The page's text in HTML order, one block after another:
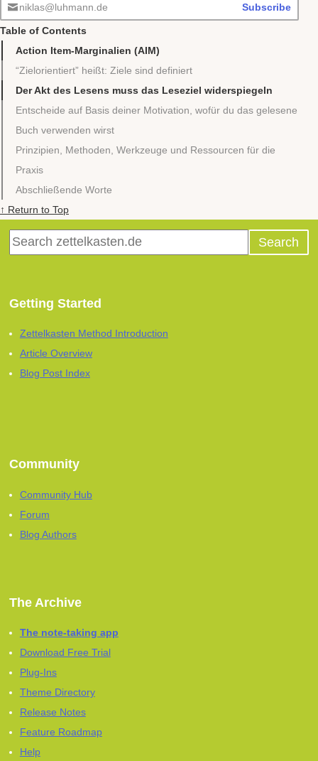
niklas@luhmann.de Subscribe
Table of Contents
Action Item-Marginalien (AIM)
“Zielorientiert” heißt: Ziele sind definiert
Der Akt des Lesens muss das Leseziel widerspiegeln
Entscheide auf Basis deiner Motivation, wofür du das gelesene
Buch verwenden wirst
Prinzipien, Methoden, Werkzeuge und Ressourcen für die
Praxis
Abschließende Worte
↑ Return to Top
Getting Started
Zettelkasten Method Introduction
Article Overview
Blog Post Index
Community
Community Hub
Forum
Blog Authors
The Archive
The note-taking app
Download Free Trial
Plug-Ins
Theme Directory
Release Notes
Feature Roadmap
Help